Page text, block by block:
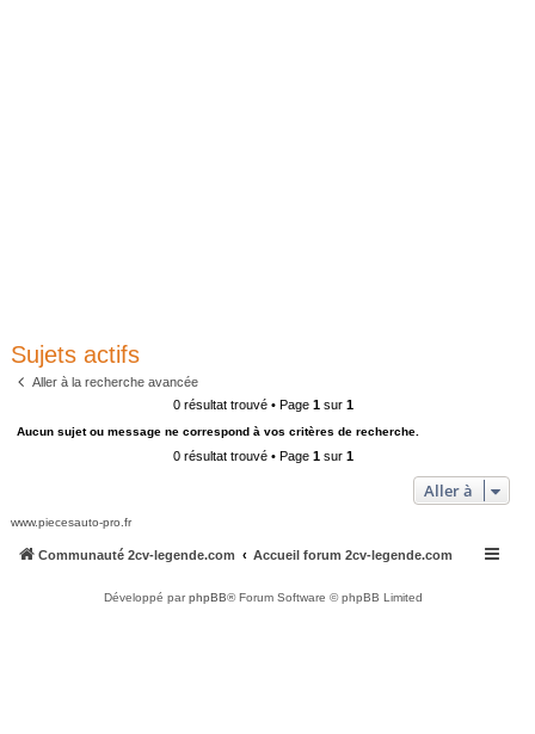
Sujets actifs
Aller à la recherche avancée
0 résultat trouvé • Page 1sur 1
Aucun sujet ou message ne correspond à vos critères de recherche.
0 résultat trouvé • Page 1sur 1
Aller à
www.piecesauto-pro.fr
Communauté 2cv-legende.com Accueil forum 2cv-legende.com
Développé parphpBB® Forum Software © phpBB Limited